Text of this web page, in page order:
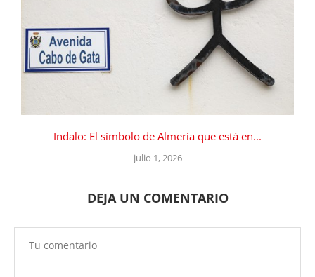
Indalo: El símbolo de Almería que está en...
julio 1, 2026
DEJA UN COMENTARIO